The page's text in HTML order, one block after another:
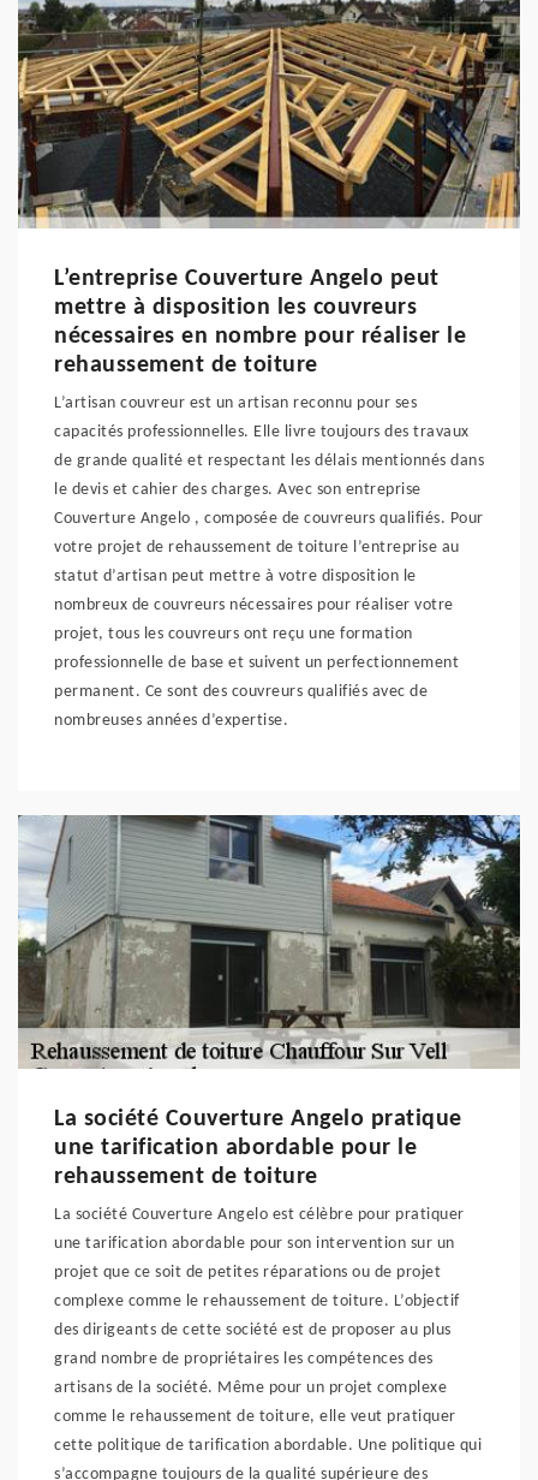
L’entreprise Couverture Angelo peut
mettre à disposition les couvreurs
nécessaires en nombre pour réaliser le
rehaussement de toiture
L’artisan couvreur est un artisan reconnu pour ses
capacités professionnelles. Elle livre toujours des travaux
de grande qualité et respectant les délais mentionnés dans
le devis et cahier des charges. Avec son entreprise
Couverture Angelo , composée de couvreurs qualifiés. Pour
votre projet de rehaussement de toiture l’entreprise au
statut d’artisan peut mettre à votre disposition le
nombreux de couvreurs nécessaires pour réaliser votre
projet, tous les couvreurs ont reçu une formation
professionnelle de base et suivent un perfectionnement
permanent. Ce sont des couvreurs qualifiés avec de
nombreuses années d’expertise.
La société Couverture Angelo pratique
une tarification abordable pour le
rehaussement de toiture
La société Couverture Angelo est célèbre pour pratiquer
une tarification abordable pour son intervention sur un
projet que ce soit de petites réparations ou de projet
complexe comme le rehaussement de toiture. L’objectif
des dirigeants de cette société est de proposer au plus
grand nombre de propriétaires les compétences des
artisans de la société. Même pour un projet complexe
comme le rehaussement de toiture, elle veut pratiquer
cette politique de tarification abordable. Une politique qui
s’accompagne toujours de la qualité supérieure des